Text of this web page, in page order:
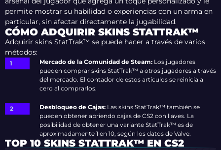
permite mostrar su habilidad o experiencias con un arma en
particular, sin afectar directamente la jugabilidad.
CÓMO ADQUIRIR SKINS STATTRAK™
Adquirir skins StatTrak™ se puede hacer a través de varios
métodos:
Mercado de la Comunidad de Steam: Los jugadores
pueden comprar skins StatTrak™ a otros jugadores a través
del mercado. El contador de estos artículos se reinicia a
cero al comprarlos.
Desbloqueo de Cajas: Las skins StatTrak™ también se
pueden obtener abriendo cajas de CS2 con llaves. La
posibilidad de obtener una variante StatTrak™ es de
aproximadamente 1 en 10, según los datos de Valve.
TOP 10 SKINS STATTRAK™ EN CS2